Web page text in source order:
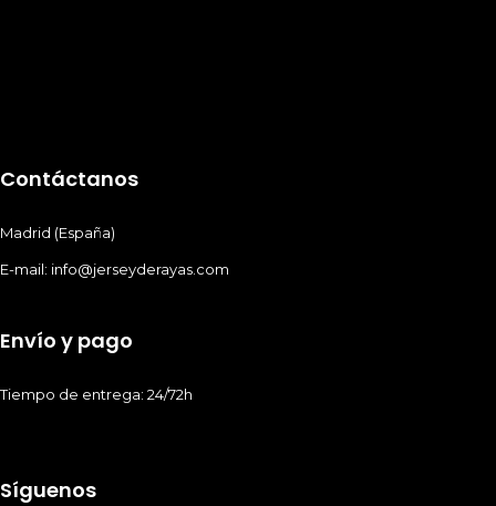
Contáctanos
Madrid (España)
E-mail: info@jerseyderayas.com
Envío y pago
Tiempo de entrega: 24/72h
Síguenos